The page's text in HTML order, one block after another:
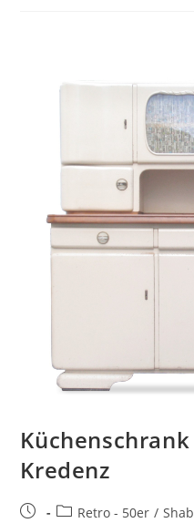
Kredenz
Retro - 50er /